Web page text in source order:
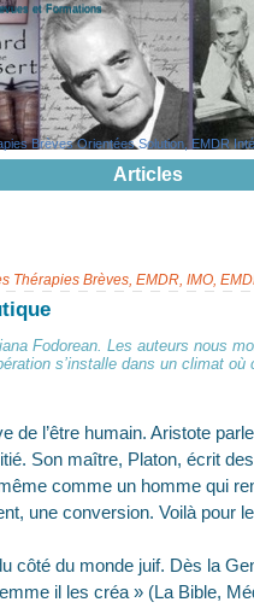
et Formations
Brèves Orientées Solution, EMDR
Articles
Thérapies Brèves, EMDR, IMO,
Fodorean. Les auteurs nous
s’installe dans un climat
de l’être humain. Aristote
Son maître, Platon, écrit
comme un homme qui
une conversion. Voilà pour
côté du monde juif. Dès la
il les créa » (La Bible,